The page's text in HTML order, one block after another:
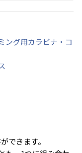
ング用カラビナ・コ
できます。